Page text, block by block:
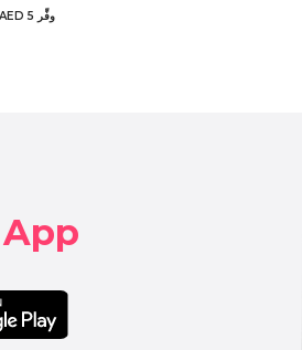
AED 5 وفِّر